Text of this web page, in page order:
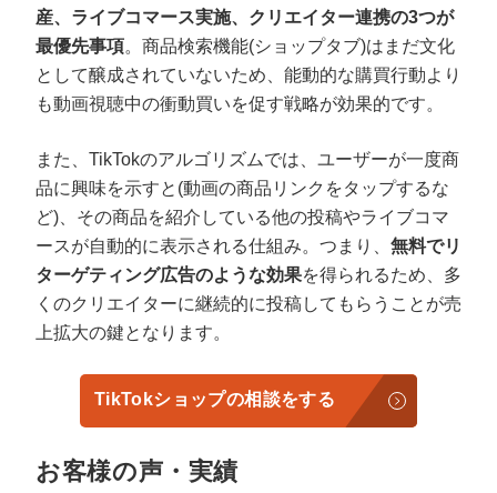
産、ライブコマース実施、クリエイター連携の3つが
最優先事項。商品検索機能(ショップタブ)はまだ文化
として醸成されていないため、能動的な購買行動より
も動画視聴中の衝動買いを促す戦略が効果的です。
また、TikTokのアルゴリズムでは、ユーザーが一度商
品に興味を示すと(動画の商品リンクをタップするな
ど)、その商品を紹介している他の投稿やライブコマ
ースが自動的に表示される仕組み。つまり、 無料でリ
ターゲティング広告のような効果を得られるため、多
くのクリエイターに継続的に投稿してもらうことが売
上拡大の鍵となります。
TikTokショップの相談をする
お客様の声・実績